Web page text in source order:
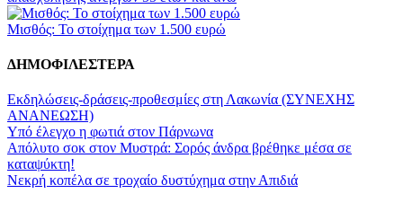
Μισθός: Το στοίχημα των 1.500 ευρώ
ΔΗΜΟΦΙΛΕΣΤΕΡΑ
Εκδηλώσεις-δράσεις-προθεσμίες στη Λακωνία (ΣΥΝΕΧΗΣ
ΑΝΑΝΕΩΣΗ)
Υπό έλεγχο η φωτιά στον Πάρνωνα
Απόλυτο σοκ στον Μυστρά: Σορός άνδρα βρέθηκε μέσα σε
καταψύκτη!
Νεκρή κοπέλα σε τροχαίο δυστύχημα στην Απιδιά